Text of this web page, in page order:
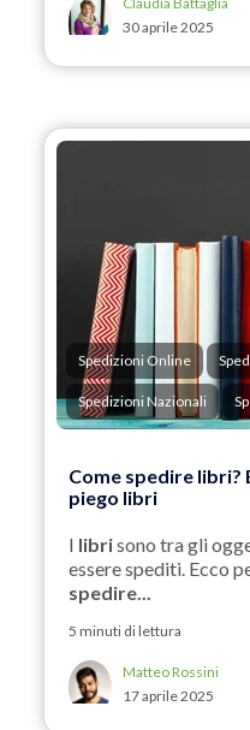
30 aprile 2025
Spedizioni Online
Spedizioni Nazionali
Come spedire libri?
piego libri
I librisono tra gli
essere spediti. Ecco
spedire...
5 minuti di lettura
Matteo Rossini
17 aprile 2025